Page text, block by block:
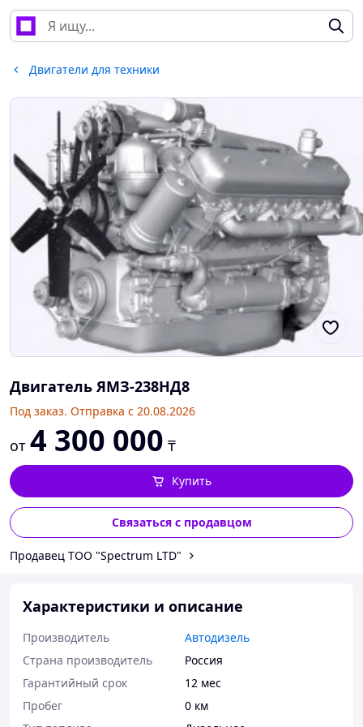
Двигатели для техники
Двигатель ЯМЗ-238НД8
Под заказ. Отправка с 20.08.2026
от 4 300 000 ₸
Купить
Связаться с продавцом
Продавец ТОО "Spectrum LTD"
Характеристики и описание
Производитель
Автодизель
Страна производитель
Россия
Гарантийный срок
12 мес
Пробег
0 км